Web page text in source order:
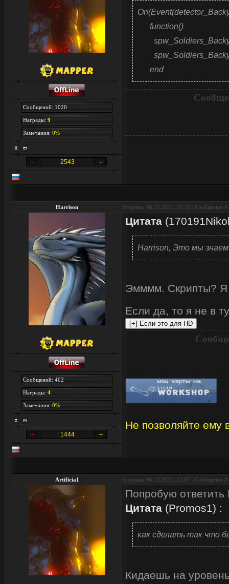
Сообщений: 1020
Награды: 9
Замечания: 0%
2543
function()
end
Harrison Вторник, 06.12.2011, 21:16 | Сообщение #
Сообщений: 402
Награды: 4
Замечания: 0%
1444
Цитата (
Harrison, Это мы
Эмммм. Скрипты? Я
Если да, то я не в
Не позволяйте ему
Artificia1 Вторник, 06.12.2011, 22:07 | Сообщение #
Попробую ответить
Цитата (Promos1) :
как сделать так что
Кидаешь на